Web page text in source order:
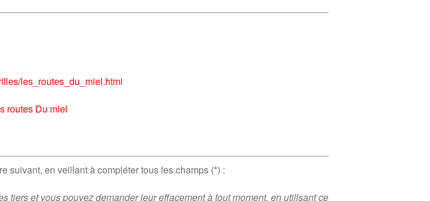
les_routes_du_miel.html
routes Du miel
suivant, en veillant à compléter tous les champs (*) :
tiers et vous pouvez demander leur effacement à tout moment, en utilisant ce